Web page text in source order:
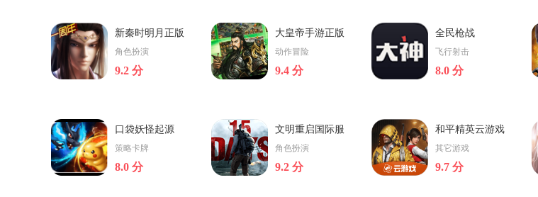
新秦时明月正版
手游下载v1.0.18
角色扮演
9.2 分
新秦时明月正版手游下载
v1.0.18正版
新秦时明月手游是一款十分
好玩儿的角色扮演游戏的动
作类游戏。它是依据著名日
立即下载
大皇帝手游正版
下载v1.28.0安卓
动作冒险
9.4 分
大皇帝手游正版下载
v1.28.0安卓版
大皇帝手游最新版是一款十
分好玩儿的对策类的游戏。
它是以三国时期为主题，融
立即下载
全民枪战
飞行射击
8.0 分
全民枪战
本站提供全民枪战安卓版下
载，全民枪战安卓版是一款
手机射击精品游戏，全民枪
立即下载
口袋妖怪起源
策略卡牌
8.0 分
文明重启国际服
下载v1.0.4
角色扮演
9.2 分
和平精英云游戏
绿色版下载
其它游戏
9.7 分